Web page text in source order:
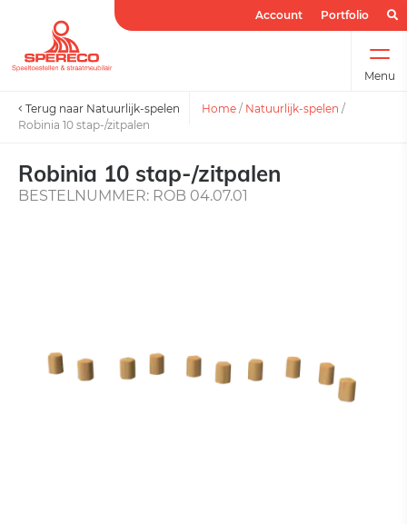
Account Portfolio
Menu
Terug naar Natuurlijk-spelen Home / Natuurlijk-spelen /
Robinia 10 stap-/zitpalen
Robinia 10 stap-/zitpalen
BESTELNUMMER: ROB 04.07.01